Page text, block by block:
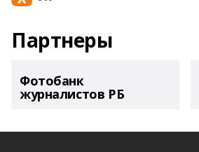
Партнеры
Фотобанк
журналистов РБ